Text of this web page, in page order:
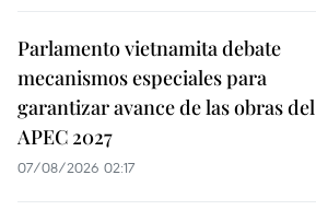
Parlamento vietnamita debate
mecanismos especiales para
garantizar avance de las obras del
APEC 2027
07/08/2026 02:17